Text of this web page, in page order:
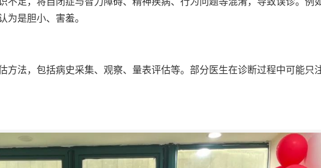
为是胆小、害羞。
方法，包括病史采集、观察、量表评估等。部分医生在诊断过程中可能只